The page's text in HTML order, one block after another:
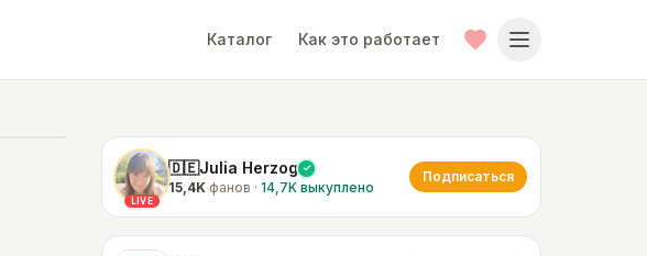
Каталог Как это работает
LIVE
🇩🇪Julia Herzog
15,4K фанов · 14,7K выкуплено
Подписаться